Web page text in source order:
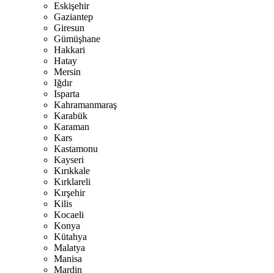
Eskişehir
Gaziantep
Giresun
Gümüşhane
Hakkari
Hatay
Mersin
Iğdır
Isparta
Kahramanmaraş
Karabük
Karaman
Kars
Kastamonu
Kayseri
Kırıkkale
Kırklareli
Kırşehir
Kilis
Kocaeli
Konya
Kütahya
Malatya
Manisa
Mardin